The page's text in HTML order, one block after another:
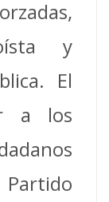
y
El
a los